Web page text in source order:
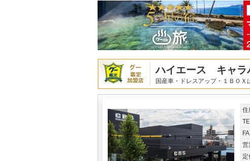
ハイエース キャラ
国産車・ドレスアップ・１ＢＯＸ
住
営
定